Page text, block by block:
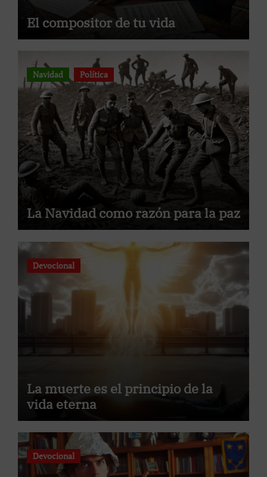
El compositor de tu vida
Navidad Política
La Navidad como razón para la paz
Devocional
La muerte es el principio de la
vida eterna
Devocional